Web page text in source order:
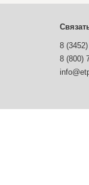
8
8 (800)